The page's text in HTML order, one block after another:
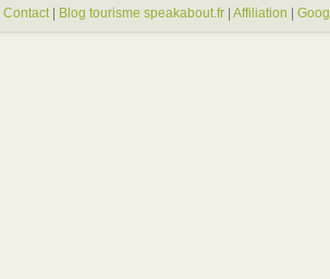
Contact | Blog tourisme speakabout.fr | Affiliation |